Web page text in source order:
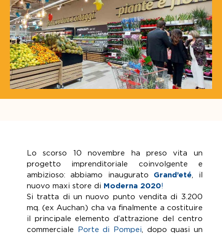
Lo scorso 10 novembre ha preso vita un
progetto imprenditoriale coinvolgente e
ambizioso: abbiamo inaugurato
Grand’eté, il
nuovo maxi store di Moderna 2020!
Si tratta di un nuovo punto vendita di 3.200
mq. (ex Auchan) cha va finalmente a costituire
il principale elemento d’attrazione del centro
commerciale
Porte di Pompei, dopo quasi un